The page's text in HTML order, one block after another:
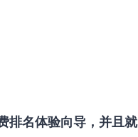
排名体验向导，并且就